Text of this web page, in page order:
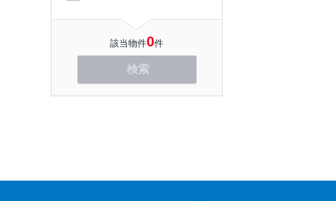
該当物件0件
検索